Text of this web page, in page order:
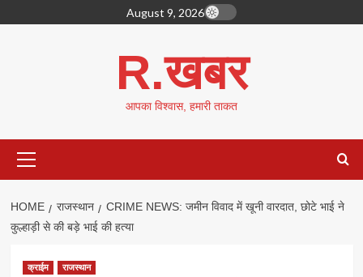
to
August 9, 2026
R.खबर
आपका विश्वास, हमारी ताकत
Menu
HOME राजस्थान
CRIME NEWS: जमीन विवाद में खूनी वारदात, छोटे भाई ने
कुल्हाड़ी से की बड़े भाई की हत्या
क्राईम राजस्थान